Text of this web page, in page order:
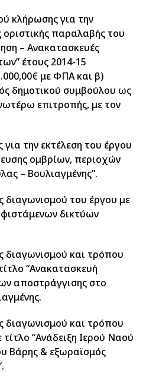
κλήρωσης για την
παραλαβής του
– Ανακατασκευές
έτους 2014-15
με ΦΠΑ και β)
δημοτικού συμβούλου ως
επιτροπής, με τον
για την εκτέλεση του έργου
ομβρίων, περιοχών
– Βουλιαγμένης”.
διαγωνισμού του έργου με
δικτύων
διαγωνισμού και τρόπου
“Ανακατασκευή
αποστράγγισης στο
διαγωνισμού και τρόπου
“Ανάδειξη Ιερού Ναού
Βάρης & εξωραϊσμός